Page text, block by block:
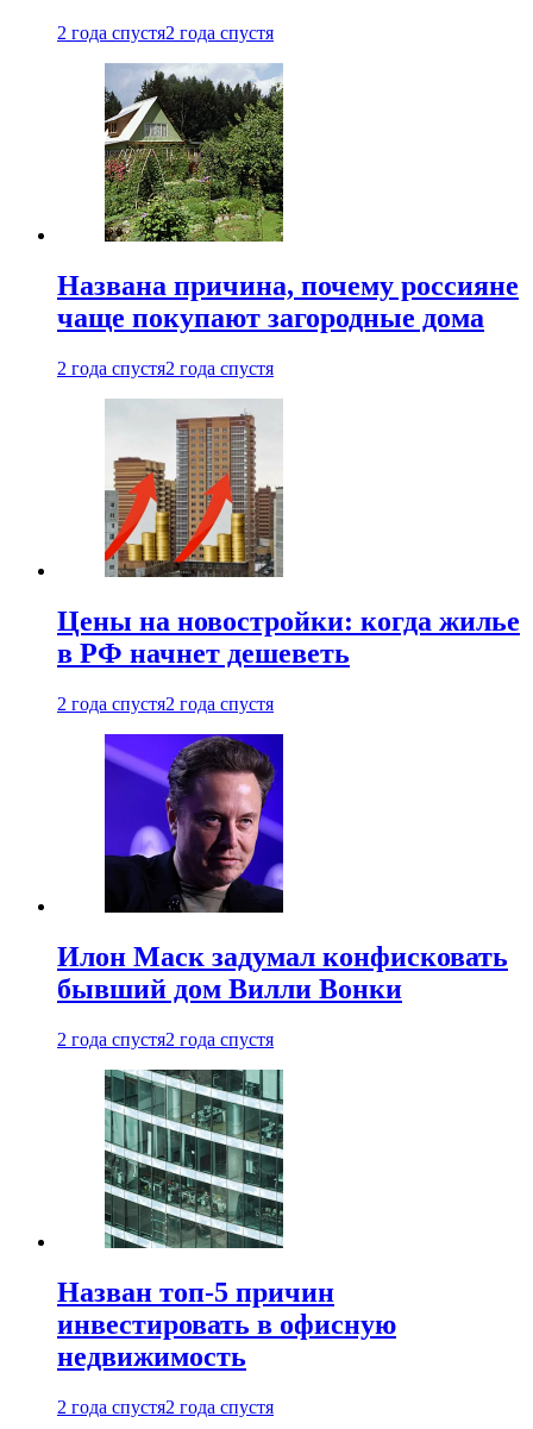
2 года спустя2 года спустя
Названа причина, почему россияне
чаще покупают загородные дома
2 года спустя2 года спустя
Цены на новостройки: когда жилье
в РФ начнет дешеветь
2 года спустя2 года спустя
Илон Маск задумал конфисковать
бывший дом Вилли Вонки
2 года спустя2 года спустя
Назван топ-5 причин
инвестировать в офисную
недвижимость
2 года спустя2 года спустя